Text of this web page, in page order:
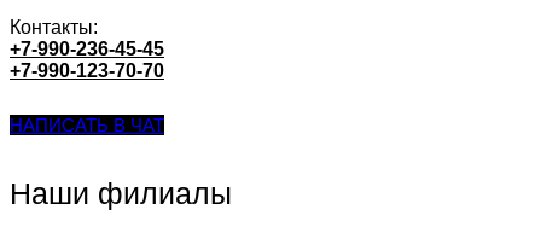
Контакты:
+7-990-236-45-45
+7-990-123-70-70
НАПИСАТЬ В ЧАТ
Наши филиалы